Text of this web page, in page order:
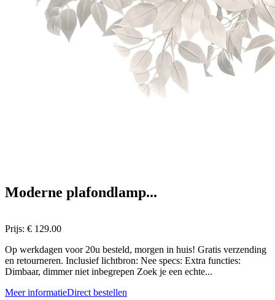
Moderne plafondlamp...
Prijs: € 129.00
Op werkdagen voor 20u besteld, morgen in huis! Gratis verzending
en retourneren. Inclusief lichtbron: Nee specs: Extra functies:
Dimbaar, dimmer niet inbegrepen Zoek je een echte...
Meer informatieDirect bestellen